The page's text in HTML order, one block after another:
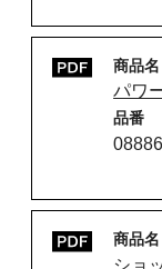
商品名
パワ
品番
商品名
ショ